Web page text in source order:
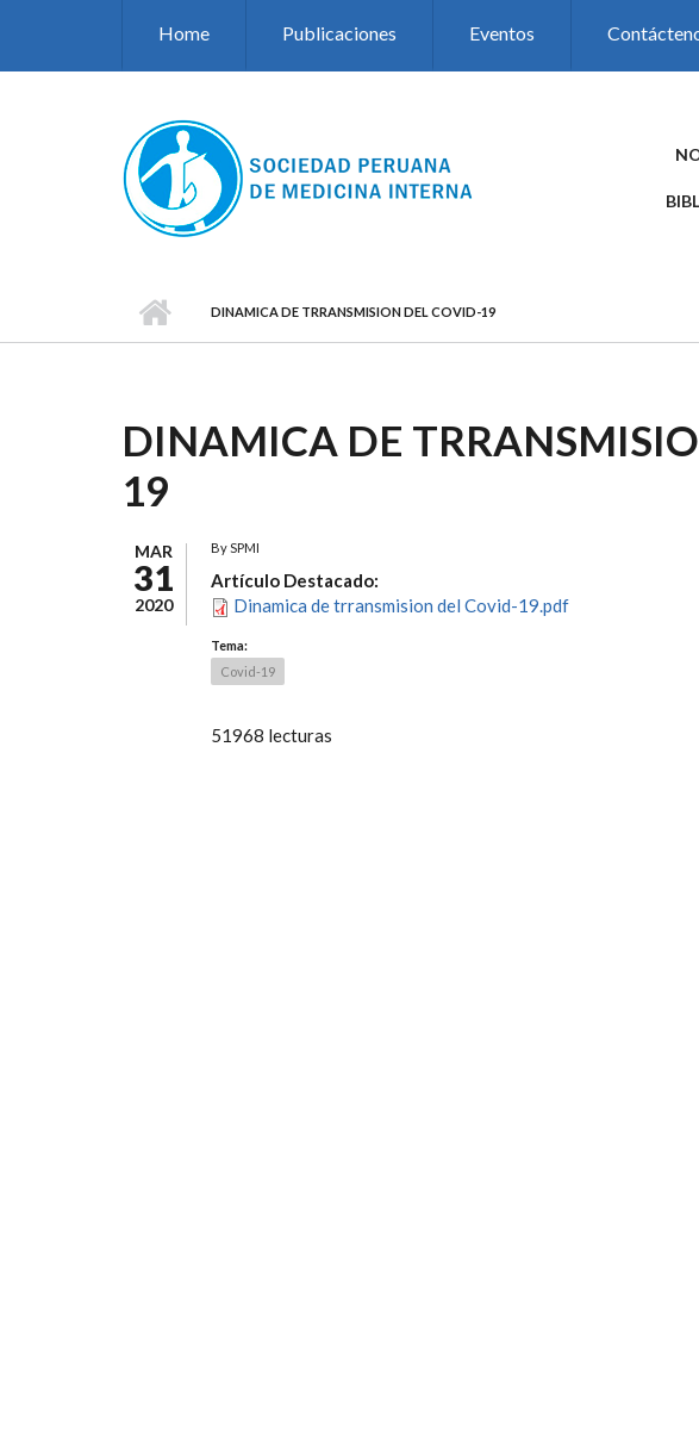
Home Publicaciones Eventos
DINAMICA DE TRRANSMISION DEL COVID-19
DINAMICA DE
19
MAR
31
2020
BySPMI
Artículo Destacado:
Dinamica de trransmision del Covid-19.pdf
Tema:
Covid-19
51968 lecturas